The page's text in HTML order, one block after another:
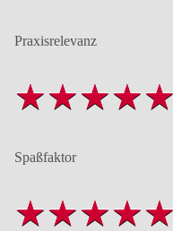
Praxisrelevanz
Spaßfaktor